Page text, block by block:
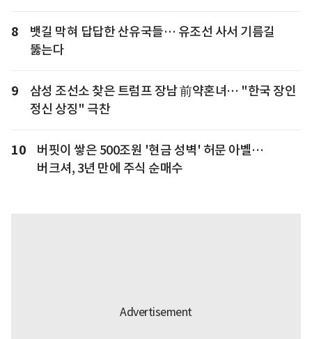
8
뱃길 막혀 답답한 산유국들… 유조선 사서 기름길
뚫는다
9
삼성 조선소 찾은 트럼프 장남 前약혼녀… "한국 장인
정신 상징" 극찬
10
버핏이 쌓은 500조원 '현금 성벽' 허문 아벨…
버크셔, 3년 만에 주식 순매수